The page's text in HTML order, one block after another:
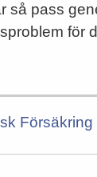
så pass
för